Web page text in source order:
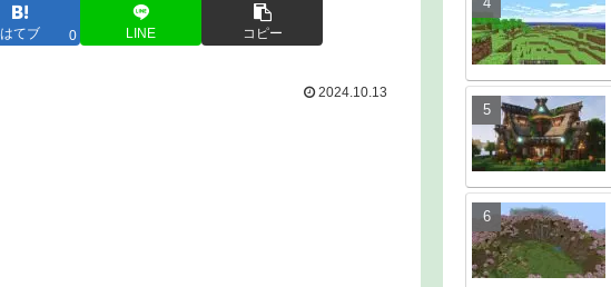
はてブ 0 LINE コピー
2024.10.13